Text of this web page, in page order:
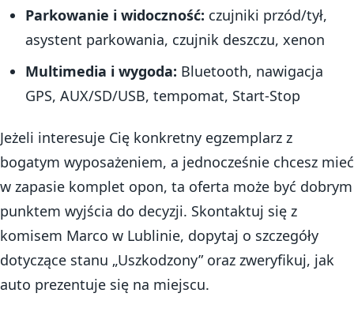
Parkowanie i widoczność: czujniki przód/tył,
asystent parkowania, czujnik deszczu, xenon
Multimedia i wygoda: Bluetooth, nawigacja
GPS, AUX/SD/USB, tempomat, Start-Stop
Jeżeli interesuje Cię konkretny egzemplarz z
bogatym wyposażeniem, a jednocześnie chcesz mieć
w zapasie komplet opon, ta oferta może być dobrym
punktem wyjścia do decyzji. Skontaktuj się z
komisem Marco w Lublinie, dopytaj o szczegóły
dotyczące stanu „Uszkodzony” oraz zweryfikuj, jak
auto prezentuje się na miejscu.